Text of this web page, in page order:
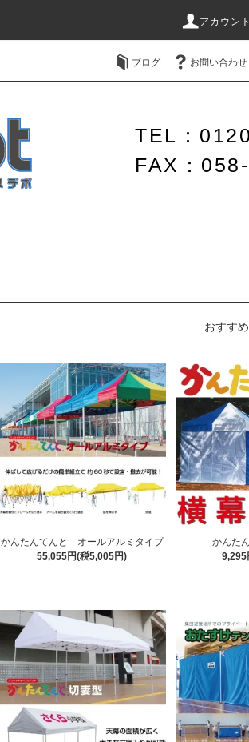
アカウント
ブログ お問い合わせ
TEL：
FAX：
おすす
かんたんてんと オールアルミタイプ
55,055円(税5,005円)
かんた
9,295